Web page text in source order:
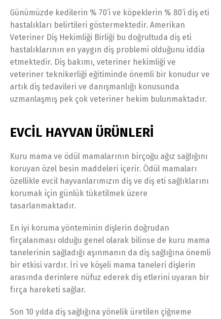
Günümüzde kedilerin % 70’i ve köpeklerin % 80’i diş eti
hastalıkları belirtileri göstermektedir. Amerikan
Veteriner Diş Hekimliği Birliği bu doğrultuda diş eti
hastalıklarının en yaygın diş problemi olduğunu iddia
etmektedir. Diş bakımı, veteriner hekimliği ve
veteriner teknikerliği eğitiminde önemli bir konudur ve
artık diş tedavileri ve danışmanlığı konusunda
uzmanlaşmış pek çok veteriner hekim bulunmaktadır.
EVCİL HAYVAN ÜRÜNLERİ
Kuru mama ve ödül mamalarının birçoğu ağız sağlığını
koruyan özel besin maddeleri içerir. Ödül mamaları
özellikle evcil hayvanlarımızın diş ve diş eti sağlıklarını
korumak için günlük tüketilmek üzere
tasarlanmaktadır.
En iyi koruma yönteminin dişlerin doğrudan
firçalanması olduğu genel olarak bilinse de kuru mama
tanelerinin sağladığı aşınmanın da diş sağlığına önemli
bir etkisi vardır. İri ve köşeli mama taneleri dişlerin
arasında derinlere nüfuz ederek diş etlerini uyaran bir
fırça hareketi sağlar.
Son 10 yılda diş sağlığına yönelik üretilen çiğneme